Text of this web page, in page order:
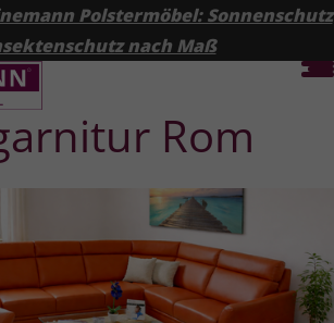
Polstermöbel: Sonnenschutz
nach Maß
Rom